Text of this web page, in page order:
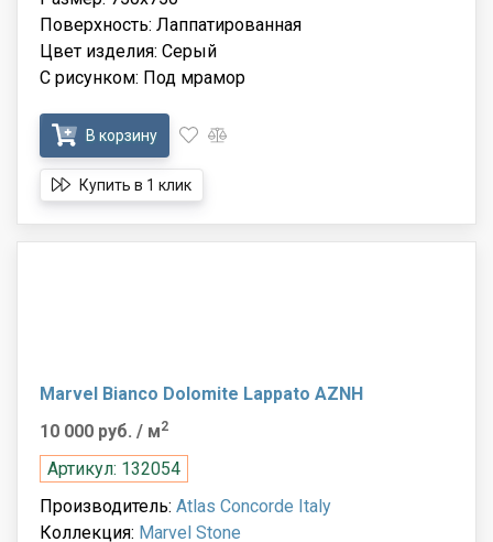
Поверхность: Лаппатированная
Цвет изделия: Серый
С рисунком: Под мрамор
В корзину
Купить в 1 клик
Marvel Bianco Dolomite Lappato AZNH
10 000 руб. / м2
Артикул: 132054
Производитель: Atlas Concorde Italy
Коллекция: Marvel Stone